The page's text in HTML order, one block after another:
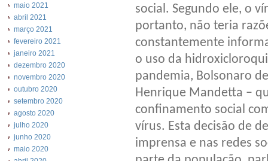
maio 2021
abril 2021
março 2021
fevereiro 2021
janeiro 2021
dezembro 2020
novembro 2020
outubro 2020
setembro 2020
agosto 2020
julho 2020
junho 2020
maio 2020
social. Segundo ele, o
portanto, não teria
constantemente
o uso da
pandemia, Bolsonaro
Henrique Mandetta –
confinamento social
vírus. Esta decisão de
imprensa e nas redes